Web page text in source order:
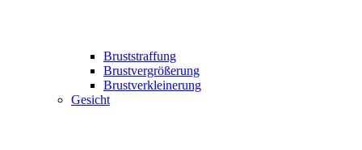
Bruststraffung
Brustvergrößerung
Brustverkleinerung
Gesicht